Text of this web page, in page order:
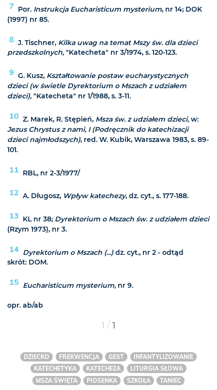
7 Por. Instrukcja Eucharisticum mysterium, nr 14; DOK
(1997) nr 85.
8 J. Tischner, Kilka uwag na temat Mszy św. dla dzieci
przedszkolnych,"Katecheta" nr 3/1974, s. 120-123.
9 G. Kusz, Kształtowanie postaw eucharystycznych
dzieci (w świetle Dyrektorium o Mszach z udziałem
dzieci),"Katecheta" nr 1/1988, s. 3-11.
10 Z. Marek, R. Stępień, Msza św. z udziałem dzieci,w:
Jezus Chrystus z nami, I (Podręcznik do katechizacji
dzieci najmłodszych), red. W. Kubik, Warszawa 1983, s. 89-
101.
11 RBL, nr 2-3/1977/
12 A. Długosz, Wpływ katechezy, dz. cyt., s. 177-188.
13 KL nr 38; Dyrektorium o Mszach św. z udziałem dzieci
(Rzym 1973), nr 3.
14 Dyrektorium o Mszach (...) dz. cyt., nr 2 - odtąd
skrót: DOM.
15 Eucharisticum mysterium,nr 9.
opr. ab/ab
1 / 1
DZIECKO FREKWENCJA GEST
INFANTYLIZOWANIE
KATECHETYKA
KATECHEZA
LITURGIA SŁOWA
MSZA ŚWIĘTA
PIOSENKA SZKOŁA TANIEC